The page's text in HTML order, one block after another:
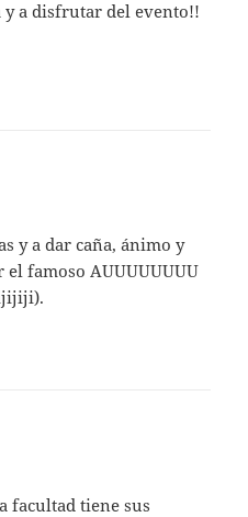
y a disfrutar del evento!!
y a dar caña, ánimo y
famoso AUUUUUUUU
facultad tiene sus